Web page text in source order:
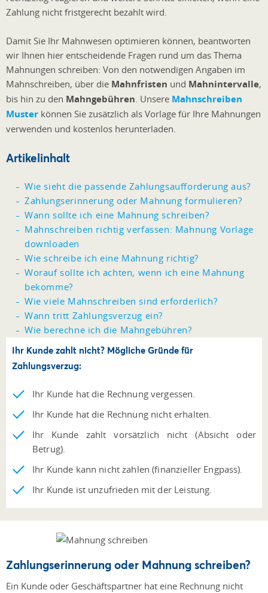
Zahlung nicht fristgerecht bezahlt wird.
Damit Sie Ihr Mahnwesen optimieren können, beantworten
wir Ihnen hier entscheidende Fragen rund um das Thema
Mahnungen schreiben: Von den notwendigen Angaben im
Mahnschreiben, über die Mahnfristen und Mahnintervalle,
bis hin zu den Mahngebühren . Unsere Mahnschreiben
Muster können Sie zusätzlich als Vorlage für Ihre Mahnungen
verwenden und kostenlos herunterladen.
Artikelinhalt
Wie sieht die passende Zahlungsaufforderung aus?
Zahlungserinnerung oder Mahnung formulieren?
Wann sollte ich eine Mahnung schreiben?
Mahnschreiben richtig verfassen: Mahnung Vorlage
downloaden
Wie schreibe ich eine Mahnung richtig?
Worauf sollte ich achten, wenn ich eine Mahnung
bekomme?
Wie viele Mahnschreiben sind erforderlich?
Wann tritt Zahlungsverzug ein?
Wie berechne ich die Mahngebühren?
Wie versende ich ein Mahnschreiben?
Ihr Kunde zahlt nicht? Mögliche Gründe für
Zahlungsverzug:
Ihr Kunde hat die Rechnung vergessen.
Ihr Kunde hat die Rechnung nicht erhalten.
Ihr Kunde zahlt vorsätzlich nicht (Absicht oder
Betrug).
Ihr Kunde kann nicht zahlen (finanzieller Engpass).
Ihr Kunde ist unzufrieden mit der Leistung.
Zahlungserinnerung oder Mahnung schreiben?
Ein Kunde oder Geschäftspartner hat eine Rechnung nicht